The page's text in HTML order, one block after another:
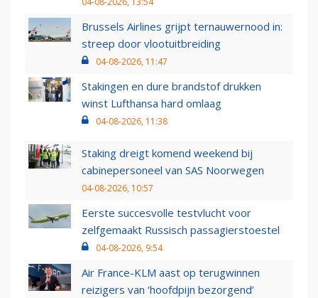
Brussels Airlines grijpt ternauwernood in:
streep door vlootuitbreiding
04-08-2026, 11:47
Stakingen en dure brandstof drukken
winst Lufthansa hard omlaag
04-08-2026, 11:38
Staking dreigt komend weekend bij
cabinepersoneel van SAS Noorwegen
04-08-2026, 10:57
Eerste succesvolle testvlucht voor
zelfgemaakt Russisch passagierstoestel
04-08-2026, 9:54
Air France-KLM aast op terugwinnen
reizigers van ‘hoofdpijn bezorgend’